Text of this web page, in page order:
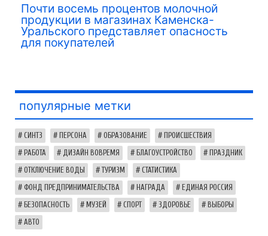
Почти восемь процентов молочной
продукции в магазинах Каменска-
Уральского представляет опасность
для покупателей
популярные метки
СИНТЗ ПЕРСОНА ОБРАЗОВАНИЕ ПРОИСШЕСТВИЯ
РАБОТА ДИЗАЙН ВОВРЕМЯ БЛАГОУСТРОЙСТВО ПРАЗДНИК
ОТКЛЮЧЕНИЕ ВОДЫ ТУРИЗМ СТАТИСТИКА
ФОНД ПРЕДПРИНИМАТЕЛЬСТВА НАГРАДА ЕДИНАЯ РОССИЯ
БЕЗОПАСНОСТЬ МУЗЕЙ СПОРТ ЗДОРОВЬЕ ВЫБОРЫ
АВТО